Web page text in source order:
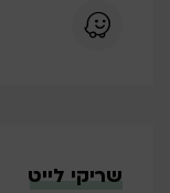
שריקי לייט